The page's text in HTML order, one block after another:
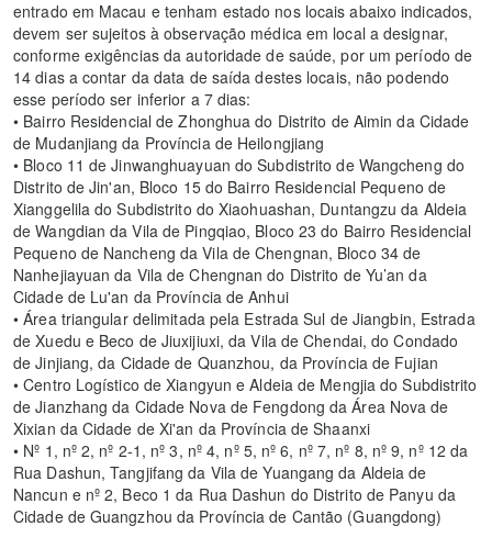
entrado em Macau e tenham estado nos locais abaixo indicados,
devem ser sujeitos à observação médica em local a designar,
conforme exigências da autoridade de saúde, por um período de
14 dias a contar da data de saída destes locais, não podendo
esse período ser inferior a 7 dias:
• Bairro Residencial de Zhonghua do Distrito de Aimin da Cidade
de Mudanjiang da Província de Heilongjiang
• Bloco 11 de Jinwanghuayuan do Subdistrito de Wangcheng do
Distrito de Jin'an, Bloco 15 do Bairro Residencial Pequeno de
Xianggelila do Subdistrito do Xiaohuashan, Duntangzu da Aldeia
de Wangdian da Vila de Pingqiao, Bloco 23 do Bairro Residencial
Pequeno de Nancheng da Vila de Chengnan, Bloco 34 de
Nanhejiayuan da Vila de Chengnan do Distrito de Yu’an da
Cidade de Lu'an da Província de Anhui
• Área triangular delimitada pela Estrada Sul de Jiangbin, Estrada
de Xuedu e Beco de Jiuxijiuxi, da Vila de Chendai, do Condado
de Jinjiang, da Cidade de Quanzhou, da Província de Fujian
• Centro Logístico de Xiangyun e Aldeia de Mengjia do Subdistrito
de Jianzhang da Cidade Nova de Fengdong da Área Nova de
Xixian da Cidade de Xi'an da Província de Shaanxi
• Nº 1, nº 2, nº 2-1, nº 3, nº 4, nº 5, nº 6, nº 7, nº 8, nº 9, nº 12 da
Rua Dashun, Tangjifang da Vila de Yuangang da Aldeia de
Nancun e nº 2, Beco 1 da Rua Dashun do Distrito de Panyu da
Cidade de Guangzhou da Província de Cantão (Guangdong)